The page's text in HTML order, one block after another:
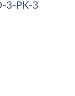
3-PK-3